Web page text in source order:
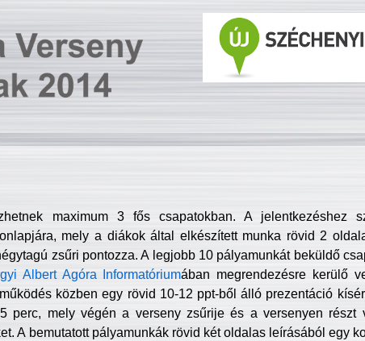
maximum 3 fős csapatokban. A jelentkezéshez
mely a diákok által elkészített munka rövid 2
zsűri pontozza. A legjobb 10 pályamunkát beküldő
Albert Agóra Informatóriumában megrendezésre kerülő
közben egy rövid 10-12 ppt-ből álló prezentáció
perc, mely végén a verseny zsűrije és a versenyen részt
A bemutatott pályamunkák rövid két oldalas leírásából egy